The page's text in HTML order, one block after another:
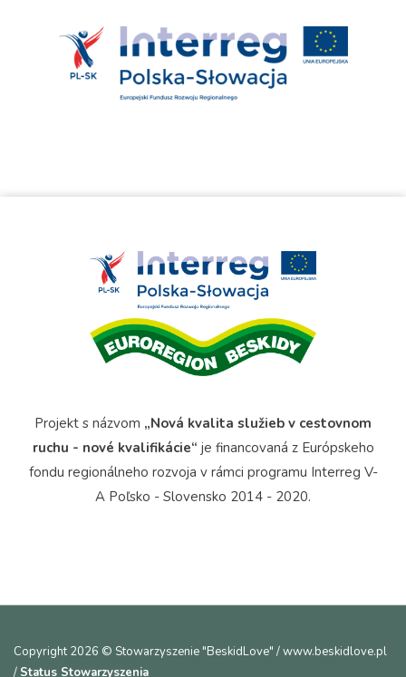
Projekt s názvom „Nová kvalita služieb v cestovnom
ruchu - nové kvalifikácie“ je financovaná z Európskeho
fondu regionálneho rozvoja v rámci programu Interreg V-
A Poľsko - Slovensko 2014 - 2020.
Copyright 2026 © Stowarzyszenie "BeskidLove" / www.beskidlove.pl
/ Status Stowarzyszenia